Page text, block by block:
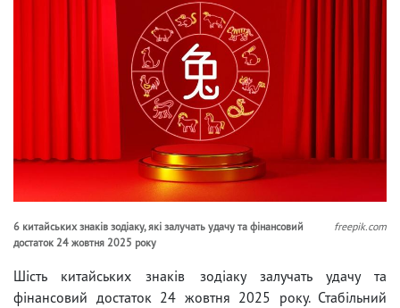
6 китайських знаків зодіаку, які залучать удачу та фінансовий
достаток 24 жовтня 2025 року
freepik.com
Шість китайських знаків зодіаку залучать удачу та
фінансовий достаток 24 жовтня 2025 року. Стабільний